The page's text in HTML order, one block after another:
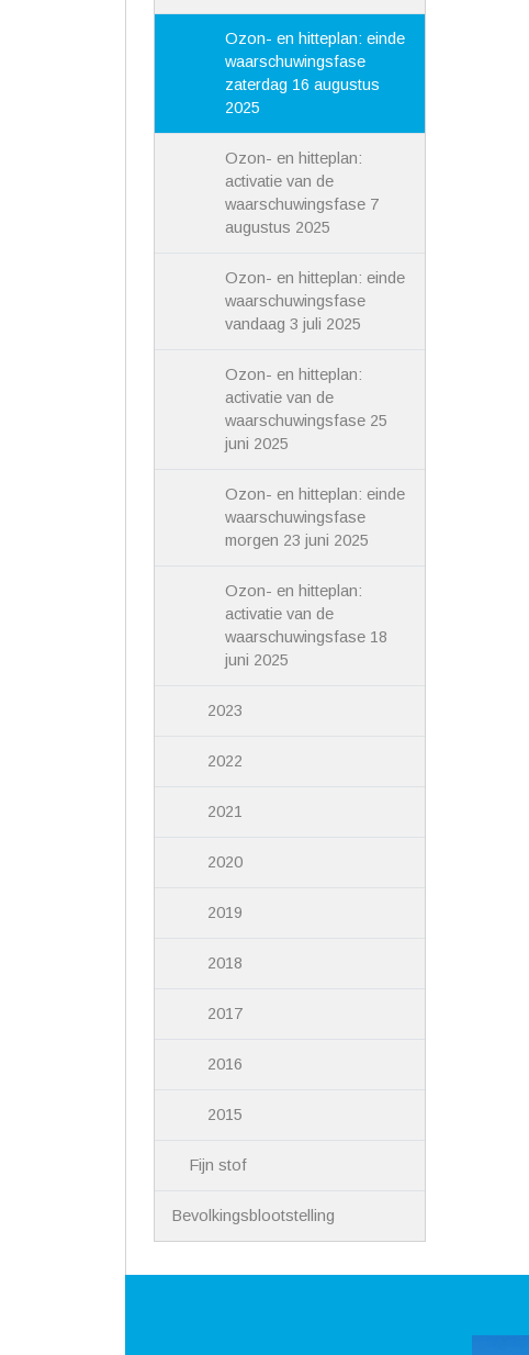
Ozon- en hitteplan: einde
waarschuwingsfase
zaterdag 16 augustus
2025
Ozon- en hitteplan:
activatie van de
waarschuwingsfase 7
augustus 2025
Ozon- en hitteplan: einde
waarschuwingsfase
vandaag 3 juli 2025
Ozon- en hitteplan:
activatie van de
waarschuwingsfase 25
juni 2025
Ozon- en hitteplan: einde
waarschuwingsfase
morgen 23 juni 2025
Ozon- en hitteplan:
activatie van de
waarschuwingsfase 18
juni 2025
2023
2022
2021
2020
2019
2018
2017
2016
2015
Fijn stof
Bevolkingsblootstelling